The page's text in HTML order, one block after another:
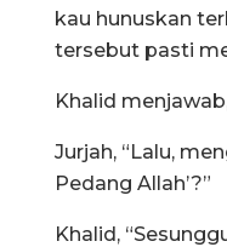
kau hunuskan
tersebut pasti
Khalid
Jurjah, “Lalu,
Pedang Allah’?”
Khalid,